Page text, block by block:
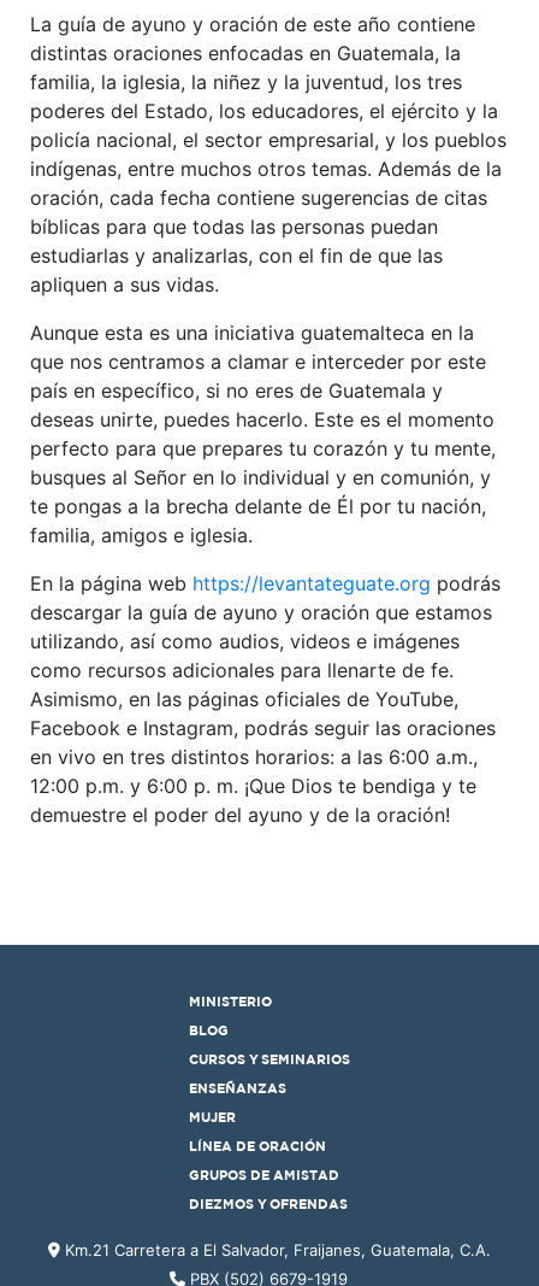
La guía de ayuno y oración de este año contiene
distintas oraciones enfocadas en Guatemala, la
familia, la iglesia, la niñez y la juventud, los tres
poderes del Estado, los educadores, el ejército y la
policía nacional, el sector empresarial, y los pueblos
indígenas, entre muchos otros temas. Además de la
oración, cada fecha contiene sugerencias de citas
bíblicas para que todas las personas puedan
estudiarlas y analizarlas, con el fin de que las
apliquen a sus vidas.
Aunque esta es una iniciativa guatemalteca en la
que nos centramos a clamar e interceder por este
país en específico, si no eres de Guatemala y
deseas unirte, puedes hacerlo. Este es el momento
perfecto para que prepares tu corazón y tu mente,
busques al Señor en lo individual y en comunión, y
te pongas a la brecha delante de Él por tu nación,
familia, amigos e iglesia.
En la página web https://levantateguate.org podrás
descargar la guía de ayuno y oración que estamos
utilizando, así como audios, videos e imágenes
como recursos adicionales para llenarte de fe.
Asimismo, en las páginas oficiales de YouTube,
Facebook e Instagram, podrás seguir las oraciones
en vivo en tres distintos horarios: a las 6:00 a.m.,
12:00 p.m. y 6:00 p. m. ¡Que Dios te bendiga y te
demuestre el poder del ayuno y de la oración!
MINISTERIO
BLOG
CURSOS Y SEMINARIOS
ENSEÑANZAS
MUJER
LÍNEA DE ORACIÓN
GRUPOS DE AMISTAD
DIEZMOS Y OFRENDAS
Km.21 Carretera a El Salvador, Fraijanes, Guatemala, C.A.
PBX (502) 6679-1919